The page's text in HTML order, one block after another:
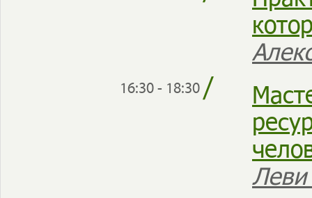
16:30 - 18:30/